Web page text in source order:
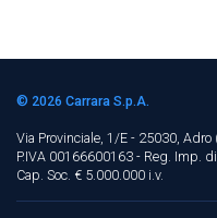
© 2026 Carrara S.p.A.
Via Provinciale, 1/E - 25030, Adro
P.IVA 00166600163 - Reg. Imp.
Cap. Soc. € 5.000.000 i.v.